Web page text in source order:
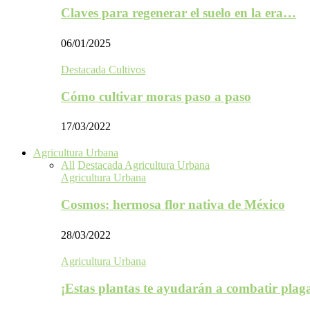
Claves para regenerar el suelo en la era…
06/01/2025
Destacada Cultivos
Cómo cultivar moras paso a paso
17/03/2022
Agricultura Urbana
All Destacada Agricultura Urbana
Agricultura Urbana
Cosmos: hermosa flor nativa de México
28/03/2022
Agricultura Urbana
¡Estas plantas te ayudarán a combatir